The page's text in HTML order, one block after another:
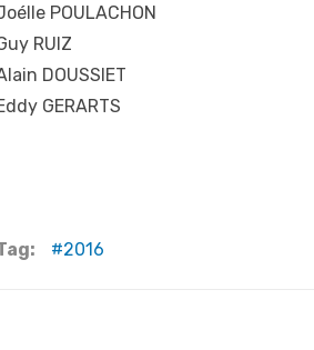
POULACHON
RUIZ
DOUSSIET
GERARTS
2016